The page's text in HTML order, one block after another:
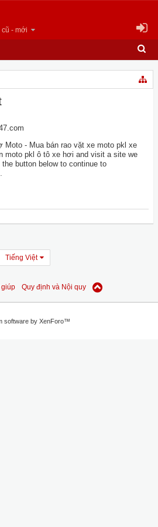
cũ - mới
Moto - Mua bán rao vặt xe moto pkl xe
moto pkl ô tô xe hơi and visit a site we
button below to continue to
Tiếng Việt
Quy định và Nội quy
software by XenForo™